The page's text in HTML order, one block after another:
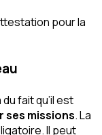
pour la
fait qu’il est
ses missions. La
Il peut